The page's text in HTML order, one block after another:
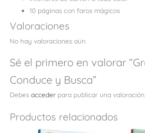
10 páginas con faros mágicos
Valoraciones
No hay valoraciones aún.
Sé el primero en valorar
Conduce y Busca”
Debes acceder para publicar una valoración.
Productos relacionados